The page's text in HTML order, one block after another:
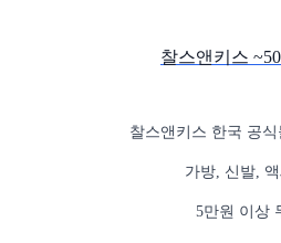
찰스앤키스
찰스앤키스 한국 공
가방, 신발,
5만원 이상